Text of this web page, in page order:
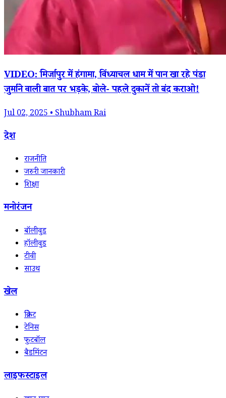
VIDEO: मिर्जापुर में हंगामा, विंध्याचल धाम में पान खा रहे पंडा
जुर्माने वाली बात पर भड़के, बोले- पहले दुकानें तो बंद कराओ!
Jul 02, 2025 • Shubham Rai
देश
राजनीति
जरुरी जानकारी
शिक्षा
मनोरंजन
बॉलीवुड
हॉलीवुड
टीवी
साउथ
खेल
क्रिकेट
टेनिस
फुटबॉल
बैडमिंटन
लाइफस्टाइल